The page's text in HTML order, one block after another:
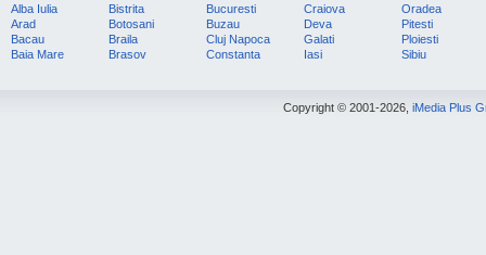
Alba Iulia
Arad
Bacau
Baia Mare
Bistrita
Botosani
Braila
Brasov
Bucuresti
Buzau
Cluj Napoca
Constanta
Craiova
Deva
Galati
Iasi
Oradea
Pitesti
Ploiesti
Sibiu
Copyright © 2001-2026, iMedia Plus